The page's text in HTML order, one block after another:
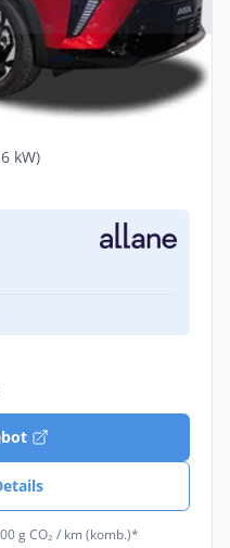
1.8 Hybrid
kW)
g CO₂ / km (komb.)*